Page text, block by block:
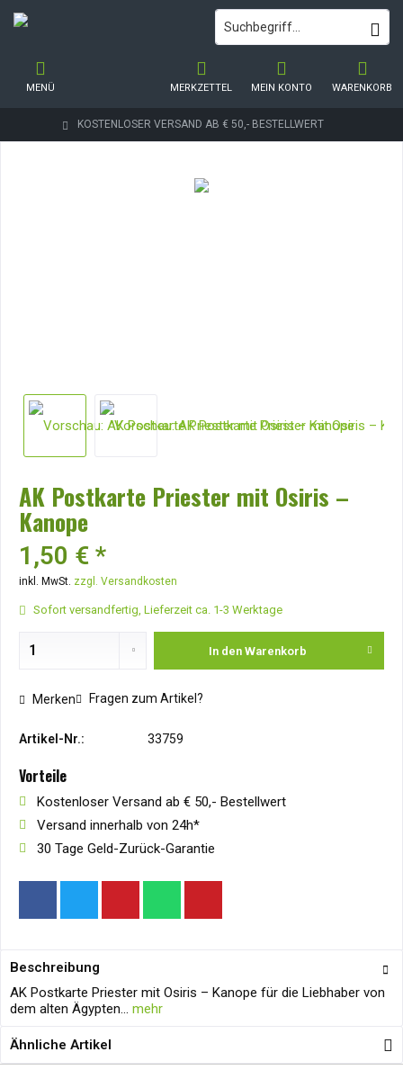
KOSTENLOSER VERSAND AB € 50,- BESTELLWERT
WARENKORB
MERKZETTEL MEIN KONTO
MENÜ
AK Postkarte Priester mit Osiris –
Kanope
1,50 € *
inkl. MwSt. zzgl. Versandkosten
Sofort versandfertig, Lieferzeit ca. 1-3 Werktage
In den Warenkorb
Merken Fragen zum Artikel?
Artikel-Nr.: 33759
Vorteile
Kostenloser Versand ab € 50,- Bestellwert
Versand innerhalb von 24h*
30 Tage Geld-Zurück-Garantie
Beschreibung
AK Postkarte Priester mit Osiris – Kanope für die Liebhaber von
dem alten Ägypten... mehr
Ähnliche Artikel